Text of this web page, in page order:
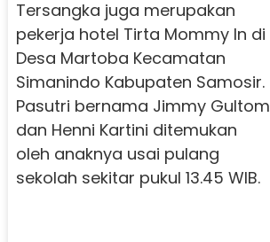
Tersangka juga merupakan
pekerja hotel Tirta Mommy In di
Desa Martoba Kecamatan
Simanindo Kabupaten Samosir.
Pasutri bernama Jimmy Gultom
dan Henni Kartini ditemukan
oleh anaknya usai pulang
sekolah sekitar pukul 13.45 WIB.